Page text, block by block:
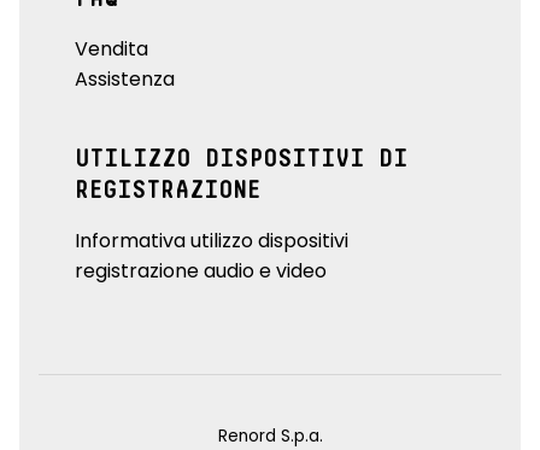
Vendita
Assistenza
UTILIZZO DISPOSITIVI DI
REGISTRAZIONE
Informativa utilizzo dispositivi
registrazione audio e video
Renord S.p.a.